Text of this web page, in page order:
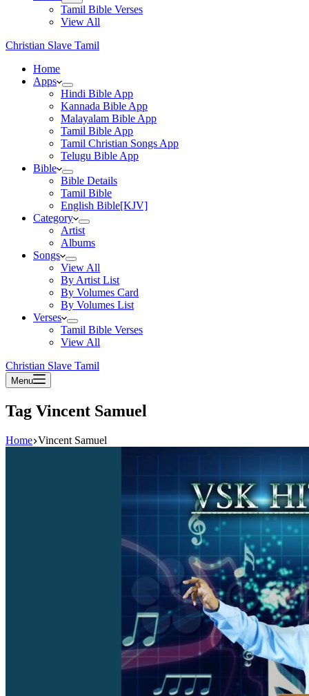
Tamil Bible Verses
View All
Christian Slave Tamil
Home
Apps
Hindi Bible App
Kannada Bible App
Malayalam Bible App
Tamil Bible App
Tamil Christian Songs App
Telugu Bible App
Bible
Bible Details
Tamil Bible
English Bible[KJV]
Category
Artist
Albums
Songs
View All
By Artist List
By Volumes Card
By Volumes List
Verses
Tamil Bible Verses
View All
Christian Slave Tamil
Menu
Tag Vincent Samuel
Home Vincent Samuel